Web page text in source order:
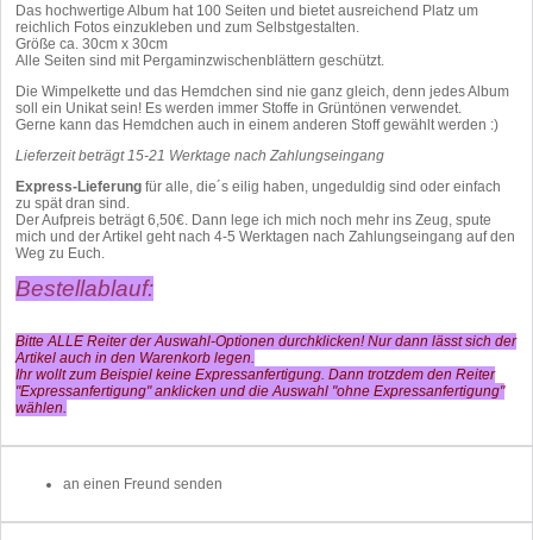
Das hochwertige Album hat 100 Seiten und bietet ausreichend Platz um
reichlich Fotos einzukleben und zum Selbstgestalten.
Größe ca. 30cm x 30cm
Alle Seiten sind mit Pergaminzwischenblättern geschützt.
Die Wimpelkette und das Hemdchen sind nie ganz gleich, denn jedes Album
soll ein Unikat sein! Es werden immer Stoffe in Grüntönen verwendet.
Gerne kann das Hemdchen auch in einem anderen Stoff gewählt werden :)
Lieferzeit beträgt 15-21 Werktage nach Zahlungseingang
Express-Lieferung für alle, die´s eilig haben, ungeduldig sind oder einfach
zu spät dran sind.
Der Aufpreis beträgt 6,50€. Dann lege ich mich noch mehr ins Zeug, spute
mich und der Artikel geht nach 4-5 Werktagen nach Zahlungseingang auf den
Weg zu Euch.
Bestellablauf:
Bitte ALLE Reiter der Auswahl-Optionen durchklicken! Nur dann lässt sich der
Artikel auch in den Warenkorb legen.
Ihr wollt zum Beispiel keine Expressanfertigung. Dann trotzdem den Reiter
"Expressanfertigung" anklicken und die Auswahl "ohne Expressanfertigung"
wählen.
an einen Freund senden